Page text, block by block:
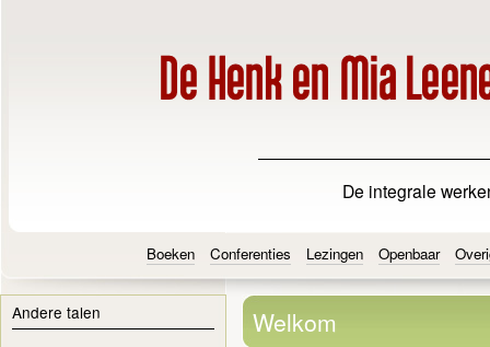
De integrale
Boeken Conferenties Lezingen Openbaar
Andere talen Welkom